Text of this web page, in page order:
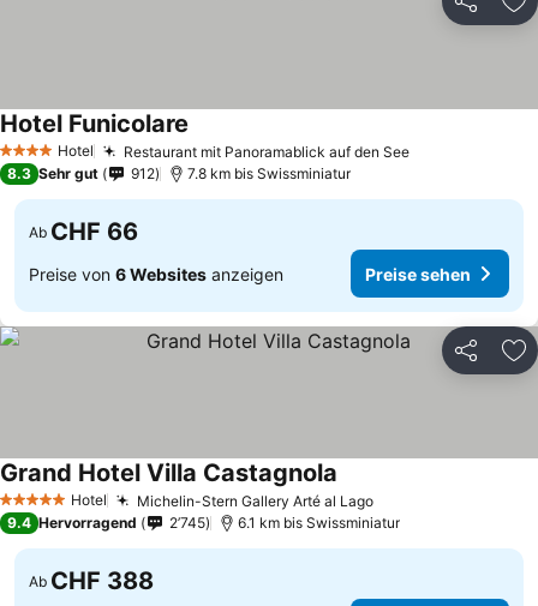
Teilen
4 Sterne Hotel Restaurant mit Panoramablick auf den SeePreise sehen
Hotel Funicolare
8.3 Sehr gut 912 7.8 km bis Swissminiatur
Ab CHF 66
Preise von 6 Websites anzeigen Preise sehen
Teilen
5 Sterne Hotel Michelin-Stern Gallery Arté al LagoPreise sehen
Grand Hotel Villa Castagnola
9.4 Hervorragend 2’745 6.1 km bis Swissminiatur
Ab CHF 388